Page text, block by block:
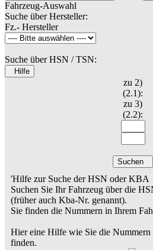
Fahrzeug-Auswahl
Suche über Hersteller:
Fz.- Hersteller
Suche über HSN / TSN:
Hilfe
zu 2)
(2.1):
zu 3)
(2.2):
Suchen
'Hilfe zur Suche der HSN oder KBA
Suchen Sie Ihr Fahrzeug über die
(früher auch Kba-Nr. genannt).
Sie finden die Nummern in Ihrem
Hier eine Hilfe wie Sie die Nummern
finden.